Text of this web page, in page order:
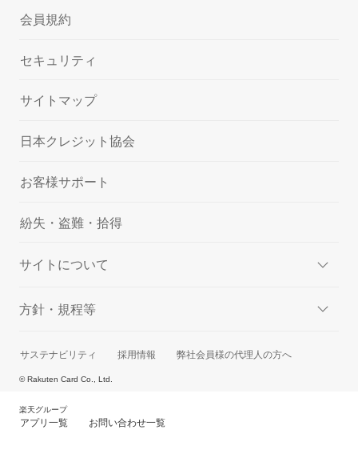
会員規約
セキュリティ
サイトマップ
日本クレジット協会
お客様サポート
紛失・盗難・拾得
サイトについて
方針・規程等
サステナビリティ 採用情報 弊社会員様の代理人の方へ
© Rakuten Card Co., Ltd.
楽天グループ
アプリ一覧 お問い合わせ一覧